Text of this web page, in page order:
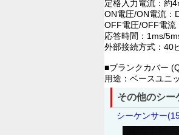
定格入力電流：約
ON電圧/ON電流：
OFF電圧/OFF電流
応答時間：1ms/
外部接続方式：40
■ブランクカバー
用途：ベースユニ
その他のシー
シーケンサー